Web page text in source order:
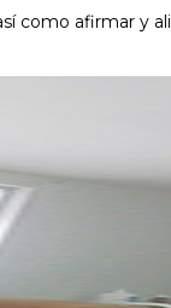
afirmar y